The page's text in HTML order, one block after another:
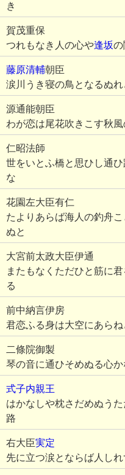
き
賀茂重保
つれもなき人の心や逢坂の
藤原清輔朝臣
涙川うき寝の鳥となるぬ
源通能朝臣
わが恋は尾花吹きこす秋
仁昭法師
世をいとふ橋と思ひし通
な
花園左大臣有仁
たよりあらば海人の釣舟
ぬと
大宮前太政大臣伊通
またもなくただひと筋に
る
前中納言伊房
君恋ふる身は大空にあら
二條院御製
琴の音に通ひそめぬる心
式子内親王
はかなしや枕さだめぬう
路
右大臣実定
先に立つ涙とならば人し